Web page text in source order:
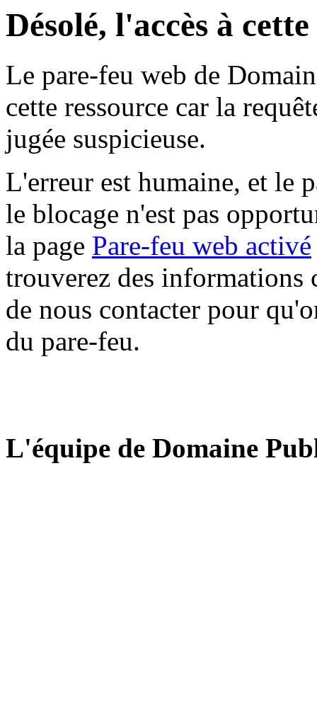
Désolé, l'accès à
Le pare-feu web de
cette ressource car la
jugée suspicieuse.
L'erreur est humaine, et le
le blocage n'est pas
la page Pare-feu web activé
trouverez des informations
de nous contacter pour
du pare-feu.
L'équipe de Domaine